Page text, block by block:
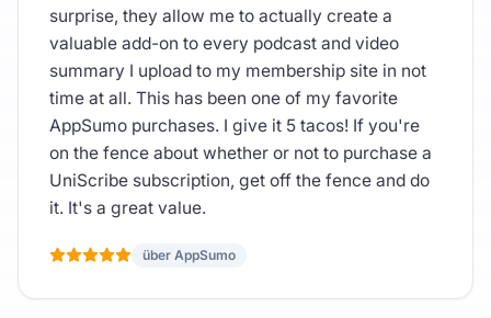
surprise, they allow me to actually create a
valuable add-on to every podcast and video
summary I upload to my membership site in not
time at all. This has been one of my favorite
AppSumo purchases. I give it 5 tacos! If you're
on the fence about whether or not to purchase a
UniScribe subscription, get off the fence and do
it. It's a great value.
über AppSumo